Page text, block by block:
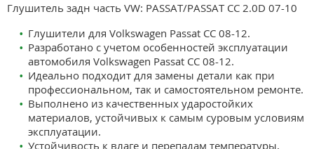
Глушитель задн часть VW: PASSAT/PASSAT CC 2.0D 07-10
Глушители для Volkswagen Passat CC 08-12.
Разработано с учетом особенностей эксплуатации
автомобиля Volkswagen Passat CC 08-12.
Идеально подходит для замены детали как при
профессиональном, так и самостоятельном ремонте.
Выполнено из качественных ударостойких
материалов, устойчивых к самым суровым условиям
эксплуатации.
Устойчивость к влаге и перепадам температуры.